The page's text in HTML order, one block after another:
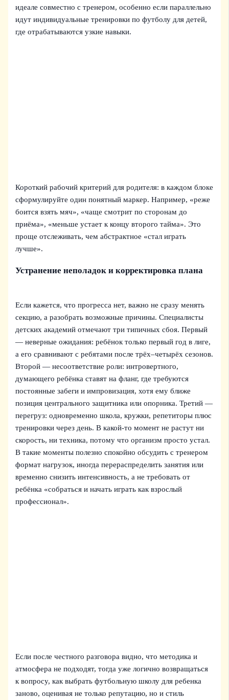
идеале совместно с тренером, особенно если параллельно
идут индивидуальные тренировки по футболу для детей,
где отрабатываются узкие навыки.
Короткий рабочий критерий для родителя: в каждом блоке
сформулируйте один понятный маркер. Например, «реже
боится взять мяч», «чаще смотрит по сторонам до
приёма», «меньше устает к концу второго тайма». Это
проще отслеживать, чем абстрактное «стал играть
лучше».
Устранение неполадок и корректировка плана
Если кажется, что прогресса нет, важно не сразу менять
секцию, а разобрать возможные причины. Специалисты
детских академий отмечают три типичных сбоя. Первый
— неверные ожидания: ребёнок только первый год в лиге,
а его сравнивают с ребятами после трёх–четырёх сезонов.
Второй — несоответствие роли: интровертного,
думающего ребёнка ставят на фланг, где требуются
постоянные забеги и импровизация, хотя ему ближе
позиция центрального защитника или опорника. Третий —
перегруз: одновременно школа, кружки, репетиторы плюс
тренировки через день. В какой‑то момент не растут ни
скорость, ни техника, потому что организм просто устал.
В такие моменты полезно спокойно обсудить с тренером
формат нагрузок, иногда перераспределить занятия или
временно снизить интенсивность, а не требовать от
ребёнка «собраться и начать играть как взрослый
профессионал».
Если после честного разговора видно, что методика и
атмосфера не подходят, тогда уже логично возвращаться
к вопросу, как выбрать футбольную школу для ребенка
заново, оценивая не только репутацию, но и стиль